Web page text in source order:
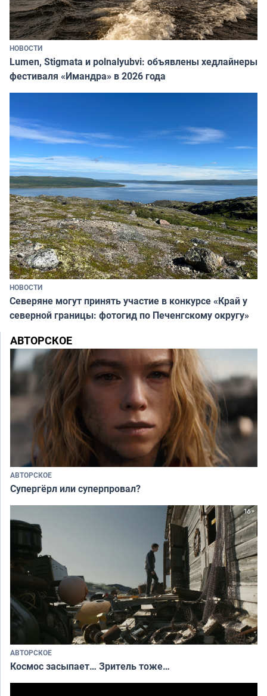
НОВОСТИ
Lumen, Stigmata и polnalyubvi: объявлены хедлайнеры
фестиваля «Имандра» в 2026 года
НОВОСТИ
Северяне могут принять участие в конкурсе «Край у
северной границы: фотогид по Печенгскому округу»
АВТОРСКОЕ
АВТОРСКОЕ
Супергёрл или суперпровал?
АВТОРСКОЕ
Космос засыпает… Зритель тоже…